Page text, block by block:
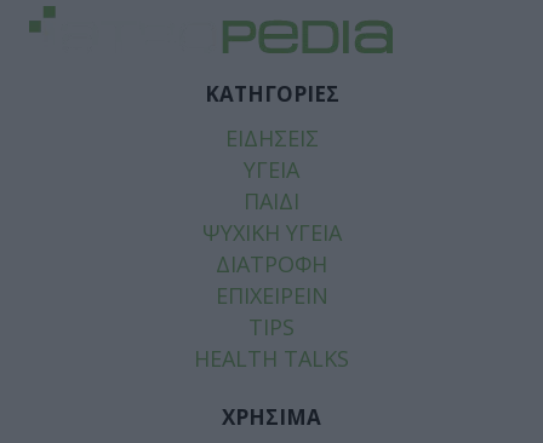
ΚΑΤΗΓΟΡΙΕΣ
ΕΙΔΗΣΕΙΣ
ΥΓΕΙΑ
ΠΑΙΔΙ
ΨΥΧΙΚΗ ΥΓΕΙΑ
ΔΙΑΤΡΟΦΗ
ΕΠΙΧΕΙΡΕΙΝ
TIPS
HEALTH TALKS
ΧΡΗΣΙΜΑ